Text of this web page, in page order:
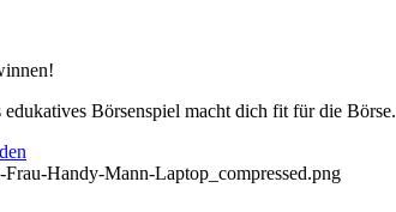
edukatives Börsenspiel macht dich fit für die Börse.